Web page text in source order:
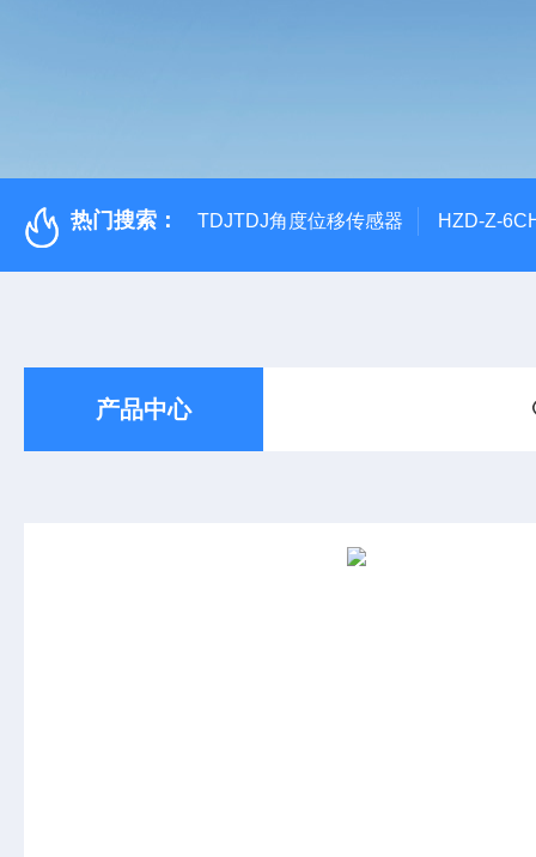
热门搜索： TDJTDJ角度位移传感器 HZD-Z-
产品中心